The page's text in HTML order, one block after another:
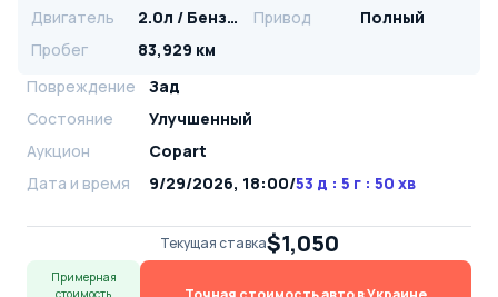
Двигатель 2.0л / Бензин Привод
Полный
Пробег
83,929 км
Повреждение
Зад
Состояние
Улучшенный
Аукцион
Copart
Дата и время
9/29/2026, 18:00/53 д : 5 г : 50 хв
Текущая ставка$1,050
Примерная
стоимость